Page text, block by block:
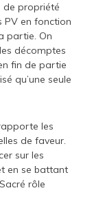
de propriété
PV en fonction
partie. On
décomptes
fin de partie
qu’une seule
les
de faveur.
sur les
en se battant
rôle